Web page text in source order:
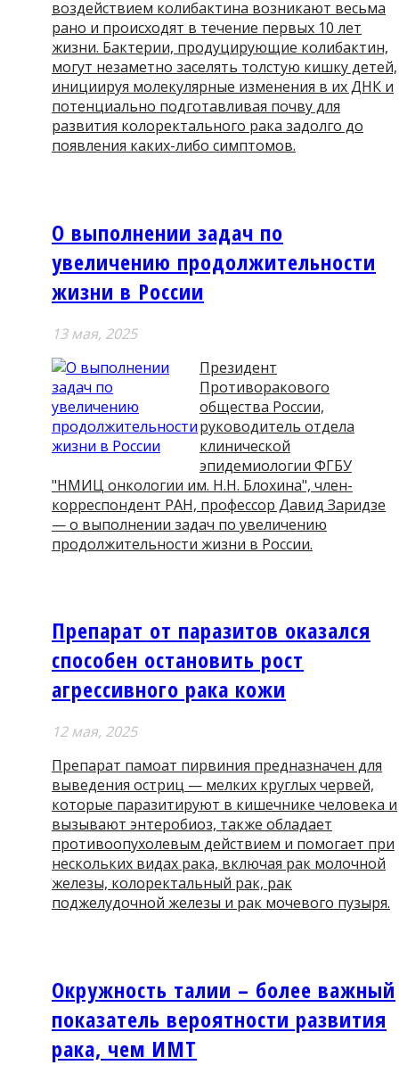
воздействием колибактина возникают весьма
рано и происходят в течение первых 10 лет
жизни. Бактерии, продуцирующие колибактин,
могут незаметно заселять толстую кишку детей,
инициируя молекулярные изменения в их ДНК и
потенциально подготавливая почву для
развития колоректального рака задолго до
появления каких-либо симптомов.
О выполнении задач по
увеличению продолжительности
жизни в России
13 мая, 2025
Президент
Противоракового
общества России,
руководитель отдела
клинической
эпидемиологии ФГБУ
"НМИЦ онкологии им. Н.Н. Блохина", член-
корреспондент РАН, профессор Давид Заридзе
— о выполнении задач по увеличению
продолжительности жизни в России.
Препарат от паразитов оказался
способен остановить рост
агрессивного рака кожи
12 мая, 2025
Препарат памоат пирвиния предназначен для
выведения остриц — мелких круглых червей,
которые паразитируют в кишечнике человека и
вызывают энтеробиоз, также обладает
противоопухолевым действием и помогает при
нескольких видах рака, включая рак молочной
железы, колоректальный рак, рак
поджелудочной железы и рак мочевого пузыря.
Окружность талии – более важный
показатель вероятности развития
рака, чем ИМТ